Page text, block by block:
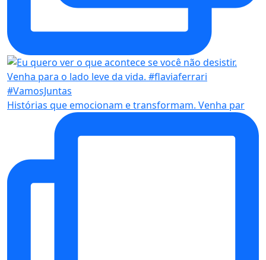
Histórias que emocionam e transformam. Venha par